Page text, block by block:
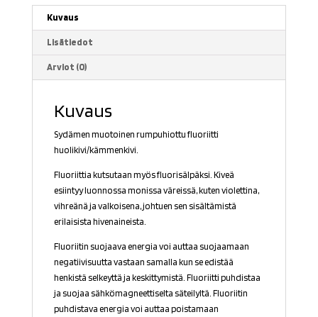
Kuvaus
Lisätiedot
Arviot (0)
Kuvaus
Sydämen muotoinen rumpuhiottu fluoriitti
huolikivi/kämmenkivi.
Fluoriittia kutsutaan myös fluorisälpäksi. Kiveä
esiintyy luonnossa monissa väreissä, kuten violettina,
vihreänä ja valkoisena, johtuen sen sisältämistä
erilaisista hivenaineista.
Fluoriitin suojaava energia voi auttaa suojaamaan
negatiivisuutta vastaan samalla kun se edistää
henkistä selkeyttä ja keskittymistä. Fluoriitti puhdistaa
ja suojaa sähkömagneettiselta säteilyltä. Fluoriitin
puhdistava energia voi auttaa poistamaan